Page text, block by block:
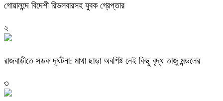
গোয়ালন্দে বিদেশী রিভলবারসহ যুবক গ্রেপ্তার
২
রাজবাড়ীতে সড়ক দূর্ঘটনা: মাথা ছাড়া অবশিষ্ট নেই কিছু বৃদ্ধ তাজু মন্ডলের
৩